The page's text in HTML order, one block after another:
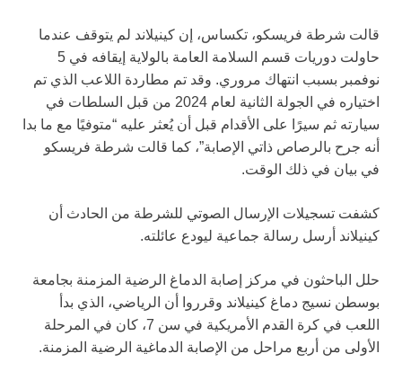
قالت شرطة فريسكو، تكساس، إن كينيلاند لم يتوقف عندما
حاولت دوريات قسم السلامة العامة بالولاية إيقافه في 5
نوفمبر بسبب انتهاك مروري. وقد تم مطاردة اللاعب الذي تم
اختياره في الجولة الثانية لعام 2024 من قبل السلطات في
سيارته ثم سيرًا على الأقدام قبل أن يُعثر عليه “متوفيًا مع ما بدا
أنه جرح بالرصاص ذاتي الإصابة”، كما قالت شرطة فريسكو
في بيان في ذلك الوقت.
كشفت تسجيلات الإرسال الصوتي للشرطة من الحادث أن
كينيلاند أرسل رسالة جماعية ليودع عائلته.
حلل الباحثون في مركز إصابة الدماغ الرضية المزمنة بجامعة
بوسطن نسيج دماغ كينيلاند وقرروا أن الرياضي، الذي بدأ
اللعب في كرة القدم الأمريكية في سن 7، كان في المرحلة
الأولى من أربع مراحل من الإصابة الدماغية الرضية المزمنة.